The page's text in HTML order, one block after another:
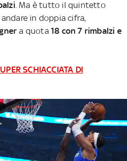
. Ma è tutto il quintetto
in doppia cifra,
a quota18 con 7 rimbalzi e
SCHIACCIATA DI